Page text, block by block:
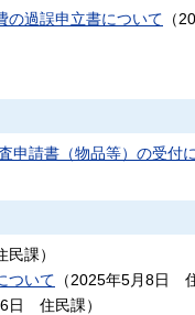
の過誤申立書について （
申請書（物品等）の受付
民課）
ついて （2025年5月8日
日 住民課）